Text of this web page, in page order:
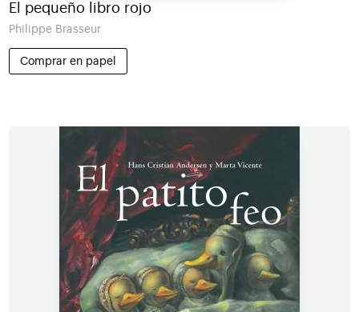
El pequeño libro rojo
Philippe Brasseur
Comprar en papel